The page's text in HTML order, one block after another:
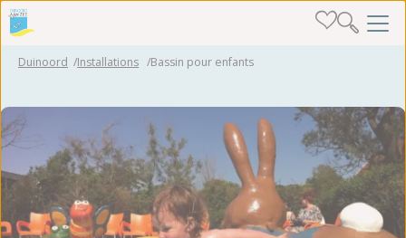
Duinoord Installations Bassin pour enfants